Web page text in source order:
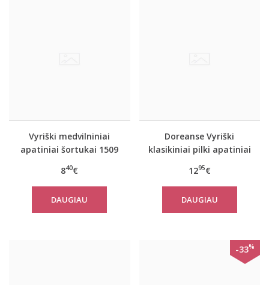
Vyriški medvilniniai
apatiniai šortukai 1509
840€
DAUGIAU
Doreanse Vyriški
klasikiniai pilki apatiniai
1295€
DAUGIAU
-33%